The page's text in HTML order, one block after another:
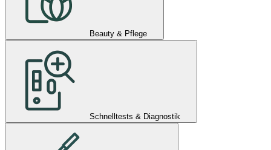
Beauty & Pflege
Schnelltests & Diagnostik